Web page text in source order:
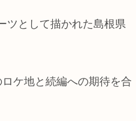
ツとして描かれた島根県
ケ地と続編への期待を合